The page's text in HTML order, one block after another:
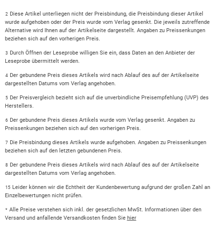
2 Diese Artikel unterliegen nicht der Preisbindung, die Preisbindung dieser Artikel
wurde aufgehoben oder der Preis wurde vom Verlag gesenkt. Die jeweils zutreffende
Alternative wird Ihnen auf der Artikelseite dargestellt. Angaben zu Preissenkungen
beziehen sich auf den vorherigen Preis.
3 Durch Öffnen der Leseprobe willigen Sie ein, dass Daten an den Anbieter der
Leseprobe übermittelt werden.
4 Der gebundene Preis dieses Artikels wird nach Ablauf des auf der Artikelseite
dargestellten Datums vom Verlag angehoben.
5 Der Preisvergleich bezieht sich auf die unverbindliche Preisempfehlung (UVP) des
Herstellers.
6 Der gebundene Preis dieses Artikels wurde vom Verlag gesenkt. Angaben zu
Preissenkungen beziehen sich auf den vorherigen Preis.
7 Die Preisbindung dieses Artikels wurde aufgehoben. Angaben zu Preissenkungen
beziehen sich auf den letzten gebundenen Preis.
8 Der gebundene Preis dieses Artikels wird nach Ablauf des auf der Artikelseite
dargestellten Datums vom Verlag angehoben.
15 Leider können wir die Echtheit der Kundenbewertung aufgrund der großen Zahl an
Einzelbewertungen nicht prüfen.
* Alle Preise verstehen sich inkl. der gesetzlichen MwSt. Informationen über den
Versand und anfallende Versandkosten finden Sie hier